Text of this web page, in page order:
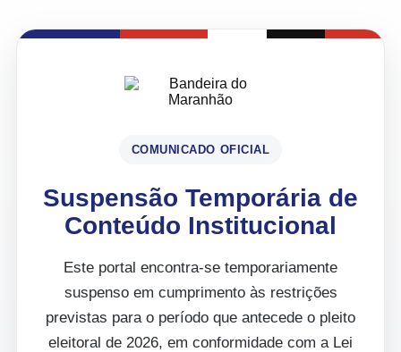
COMUNICADO OFICIAL
Suspensão Temporária de
Conteúdo Institucional
Este portal encontra-se temporariamente
suspenso em cumprimento às restrições
previstas para o período que antecede o pleito
eleitoral de 2026, em conformidade com a Lei